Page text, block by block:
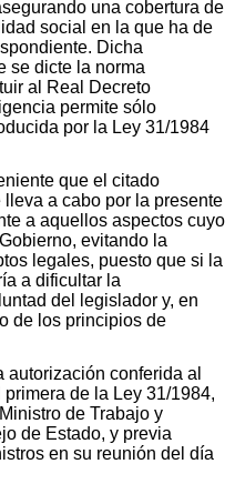
una cobertura de
social en la que ha de
Dicha
se dicte la norma
al Real Decreto
permite sólo
por la Ley 31/1984
que el citado
a cabo por la presente
a aquellos aspectos cuyo
evitando la
legales, puesto que si la
a dificultar la
del legislador y, en
de los principios de
autorización conferida al
de la Ley 31/1984,
de Trabajo y
de Estado, y previa
en su reunión del día